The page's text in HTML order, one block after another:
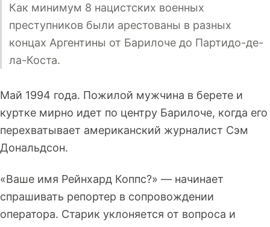
Как минимум 8 нацистских военных
преступников были арестованы в разных
концах Аргентины от Барилоче до Партидо-де-
ла-Коста.
Май 1994 года. Пожилой мужчина в берете и
куртке мирно идет по центру Барилоче, когда его
перехватывает американский журналист Сэм
Дональдсон.
«Ваше имя Рейнхард Коппс?» — начинает
спрашивать репортер в сопровождении
оператора. Старик уклоняется от вопроса и